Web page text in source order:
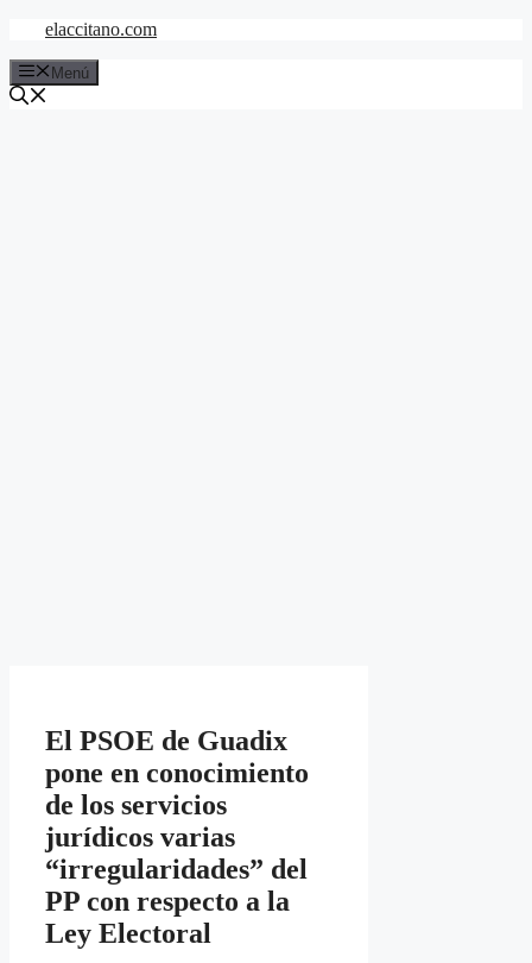
Saltar
contenido
elaccitano.com
Menú
El PSOE de Guadix
pone en conocimiento
de los servicios
jurídicos varias
“irregularidades” del
PP con respecto a la
Ley Electoral